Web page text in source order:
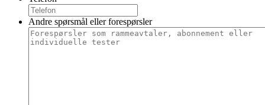
Andre spørsmål eller forespørsler